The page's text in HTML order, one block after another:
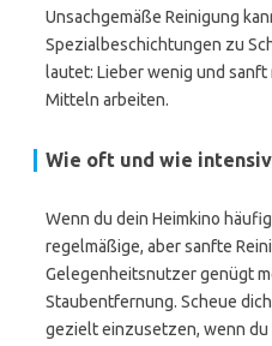
Unsachgemäße Reinigung
Spezialbeschichtungen zu
lautet: Lieber wenig und
Mitteln arbeiten.
Wie oft und wie
Wenn du dein Heimkino
regelmäßige, aber sanfte
Gelegenheitsnutzer genügt
Staubentfernung. Scheue
gezielt einzusetzen, wenn du